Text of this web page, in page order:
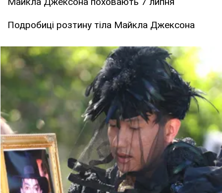
Подробиці розтину тіла Майкла Джексона